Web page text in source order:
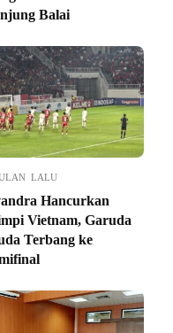
Balai
LALU
Hancurkan
Vietnam, Garuda
Terbang ke